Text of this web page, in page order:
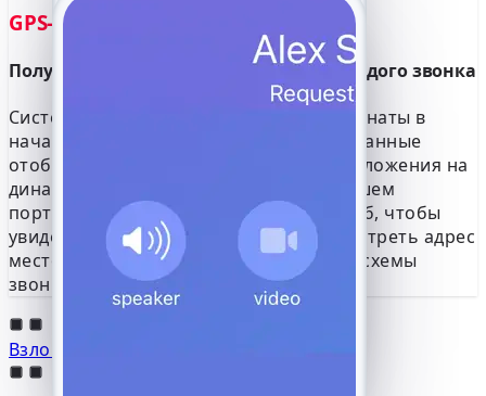
GPS-местоположение
Получите точные GPS-координаты каждого звонка
Система фиксирует точные GPS-координаты в
начале и в конце каждого звонка. Эти данные
отображаются в виде точного местоположения на
динамической спутниковой карте в вашем
портале. Вы можете увеличить масштаб, чтобы
увидеть детали на уровне улиц, просмотреть адрес
местоположения и проанализировать схемы
звонков на основе географии.
Взломайте YouTube онлайн